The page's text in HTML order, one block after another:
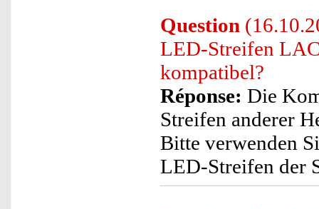
Question
LED-Streifen
kompatibel?
Réponse: Die
Streifen anderer
Bitte verwenden
LED-Streifen der